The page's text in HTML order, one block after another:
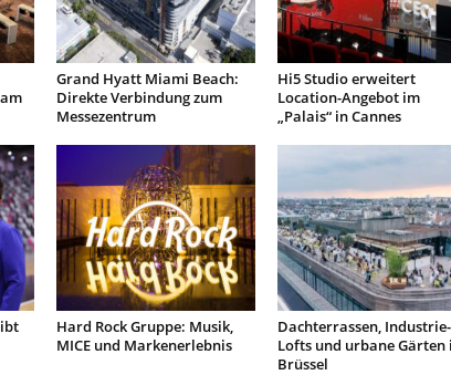
Grand Hyatt Miami Beach:
Direkte Verbindung zum
Messezentrum
Hi5 Studio erweitert
Location-Angebot im
„Palais“ in Cannes
Hard Rock Gruppe: Musik,
MICE und Markenerlebnis
Dachterrassen, Industrie-
Lofts und urbane Gärten
Brüssel